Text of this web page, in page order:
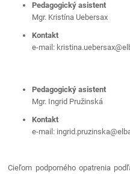
Pedagogický asistent
Mgr. Kristína Uebersax
Kontakt
e-mail:
Pedagogický asistent
Mgr. Ingrid Pružinská
Kontakt
e-mail:
Cieľom podporného opatrenia